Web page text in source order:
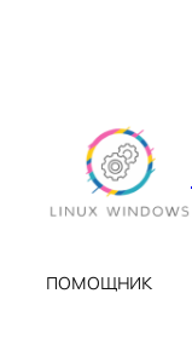
помощник